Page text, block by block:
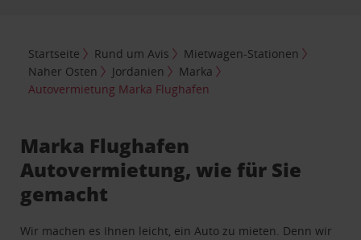
Startseite Rund um Avis
Mietwagen-Stationen
Naher Osten
Jordanien
Marka
Autovermietung Marka Flughafen
Marka Flughafen
Autovermietung, wie für Sie
gemacht
Wir machen es Ihnen leicht, ein Auto zu mieten. Denn wir